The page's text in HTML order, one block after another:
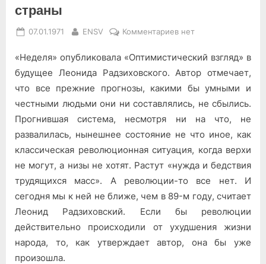
страны
Posted
07.01.1971 By
ENSV Комментариевк
Взгляд
из
Европы
Балтийские
страны
нет
«Неделя» опубликовала «Оптимистический взгляд» в
будущее Леонида Радзиховского. Автор отмечает,
что все прежние прогнозы, какими бы умными и
честными людьми они ни составлялись, не сбылись.
Прогнившая система, несмотря ни на что, не
развалилась, нынешнее состояние не что иное, как
классическая революционная ситуация, когда верхи
не могут, а низы не хотят. Растут «нужда и бедствия
трудящихся масс». А революции-то все нет. И
сегодня мы к ней не ближе, чем в 89-м году, считает
Леонид Радзиховский. Если бы революции
действительно происходили от ухудшения жизни
народа, то, как утверждает автор, она бы уже
произошла.